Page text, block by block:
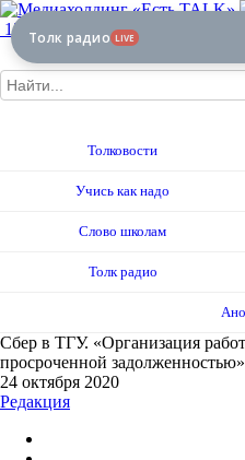
12+
Толковости
Учись как надо
Слово школам
Толк радио
Сбер в ТГУ. «Организация
просроченной
24 октября 2020
Редакция
Толк радио LIVE